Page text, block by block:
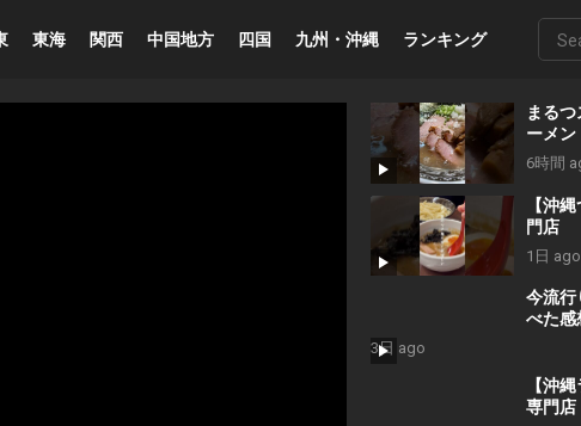
東海 関西 中国地方 四国 九州・沖縄 ランキング
まる
ーメン
6時間
【沖
門店
1日 ago
今流行
べた
3日 ago
【沖
専門店